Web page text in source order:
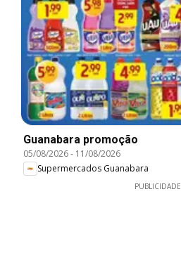
Guanabara promoção
05/08/2026- 11/08/2026
Supermercados Guanabara
PUBLICIDADE